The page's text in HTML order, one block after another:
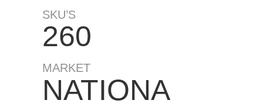
SKU’S
260
MARKET
NATIONA